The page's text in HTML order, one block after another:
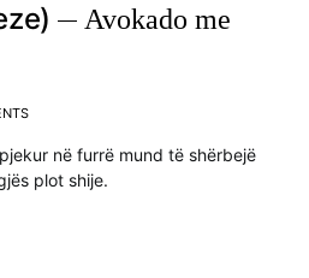
Avokado me
në furrë mund të shërbejë
plot shije.